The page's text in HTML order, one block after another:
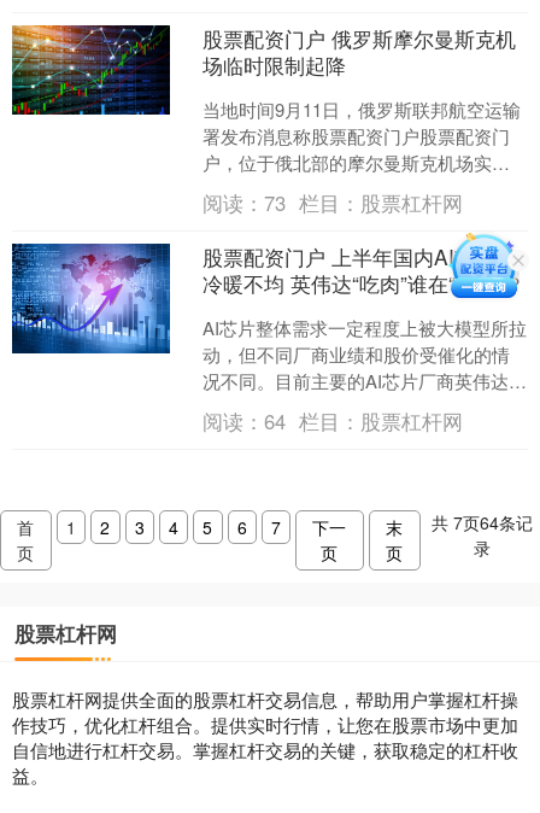
股票配资门户 俄罗斯摩尔曼斯克机
场临时限制起降
当地时间9月11日，俄罗斯联邦航空运输
署发布消息称股票配资门户股票配资门
户，位于俄北部的摩尔曼斯克机场实施
临时限制起降的措施。（央视新闻）....
阅读：73 栏目： 股票杠杆网
股票配资门户 上半年国内AI芯片股
冷暖不均 英伟达“吃肉”谁在“喝汤”？
AI芯片整体需求一定程度上被大模型所拉
动，但不同厂商业绩和股价受催化的情
况不同。目前主要的AI芯片厂商英伟达之
外，据记者梳理，国内几家主要AI芯片算
力股上半年业....
阅读：64 栏目： 股票杠杆网
首
页
1 2 3 4 5 6 7
下一
页
末
页
共7页64条记
录
股票杠杆网
股票杠杆网提供全面的股票杠杆交易信息，帮助用户掌握杠杆操
作技巧，优化杠杆组合。提供实时行情，让您在股票市场中更加
自信地进行杠杆交易。掌握杠杆交易的关键，获取稳定的杠杆收
益。